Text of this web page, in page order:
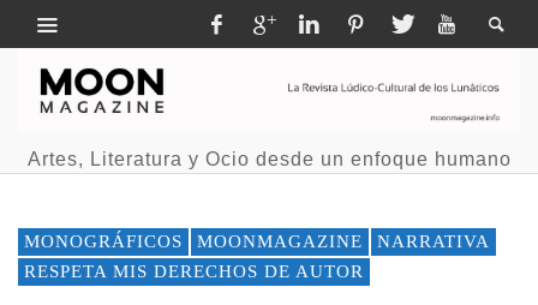
Artes, Literatura y Ocio desde un enfoque humano
MONOGRÁFICOS MOONMAGAZINE
NARRATIVA
RESPETA MIS DERECHOS DE AUTOR